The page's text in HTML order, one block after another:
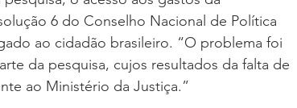
6 do Conselho Nacional de Política
ao cidadão brasileiro. “O problema foi
da pesquisa, cujos resultados da falta de
ao Ministério da Justiça.”